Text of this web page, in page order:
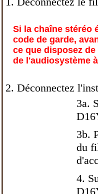
Si la chaîne stéréo
code de garde,
ce que disposez
de l'audiosystème
2. Déconnectez
3a.
3b.
du
4.